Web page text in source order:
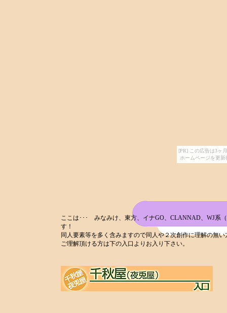
[PR] この広告は3ヶ
ホームページを更
ここは･･･ みなみけ、東方、イナGO、CLANNAD、WJ系
す！
同人要素等を多く含みますので同人や２次創作に理解の無
ご理解頂ける方は下の入口よりお入り下さい。